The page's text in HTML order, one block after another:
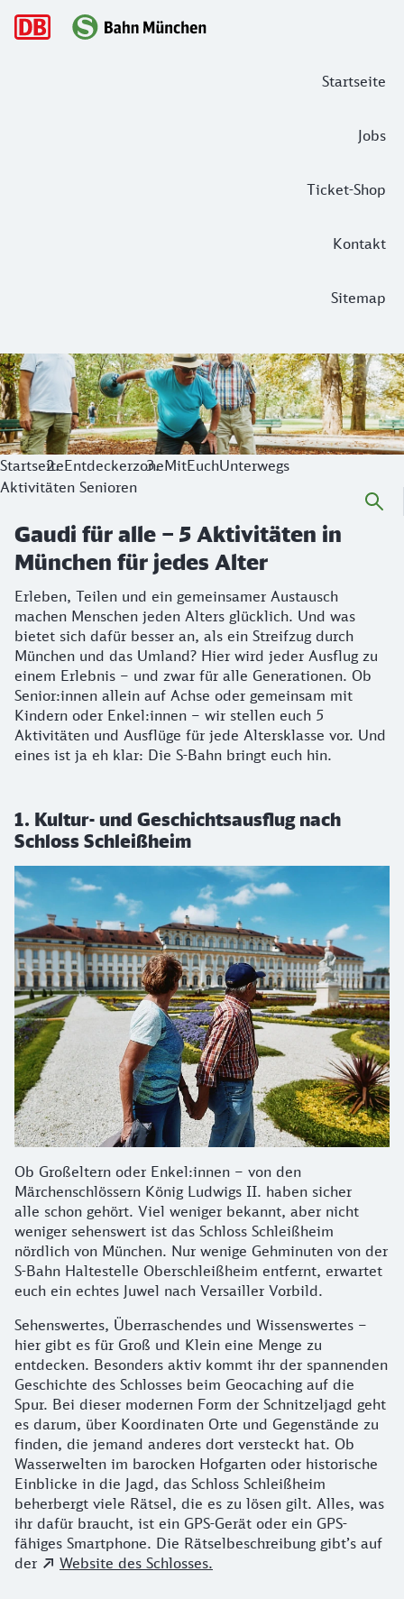
Startseite
Jobs
Ticket-Shop
Kontakt
Sitemap
Hauptnavigation
Gaudi für alle – 5 Aktivitäten in
Erleben, Teilen und ein gemeinsamer Austausch machen
StartseiteEntdeckerzoneMitEuchUnterwegs
Aktivitäten Senioren
Gaudi für alle – 5 Aktivitäten in
München für jedes Alter
Erleben, Teilen und ein gemeinsamer Austausch
machen Menschen jeden Alters glücklich. Und was
bietet sich dafür besser an, als ein Streifzug durch
München und das Umland? Hier wird jeder Ausflug zu
einem Erlebnis – und zwar für alle Generationen. Ob
Senior:innen allein auf Achse oder gemeinsam mit
Kindern oder Enkel:innen – wir stellen euch 5
Aktivitäten und Ausflüge für jede Altersklasse vor. Und
eines ist ja eh klar: Die S-Bahn bringt euch hin.
1. Kultur- und Geschichtsausflug nach
Schloss Schleißheim
Ob Großeltern oder Enkel:innen – von den
Märchenschlössern König Ludwigs II. haben sicher
alle schon gehört. Viel weniger bekannt, aber nicht
weniger sehenswert ist das Schloss Schleißheim
nördlich von München. Nur wenige Gehminuten von der
S-Bahn Haltestelle Oberschleißheim entfernt, erwartet
euch ein echtes Juwel nach Versailler Vorbild.
Sehenswertes, Überraschendes und Wissenswertes –
hier gibt es für Groß und Klein eine Menge zu
entdecken. Besonders aktiv kommt ihr der spannenden
Geschichte des Schlosses beim Geocaching auf die
Spur. Bei dieser modernen Form der Schnitzeljagd geht
es darum, über Koordinaten Orte und Gegenstände zu
finden, die jemand anderes dort versteckt hat. Ob
Wasserwelten im barocken Hofgarten oder historische
Einblicke in die Jagd, das Schloss Schleißheim
beherbergt viele Rätsel, die es zu lösen gilt. Alles, was
ihr dafür braucht, ist ein GPS-Gerät oder ein GPS-
fähiges Smartphone. Die Rätselbeschreibung gibt’s auf
der
Website des Schlosses.